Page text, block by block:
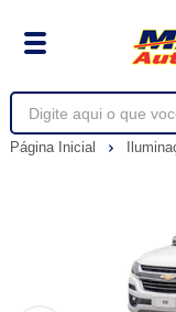
Página Inicial